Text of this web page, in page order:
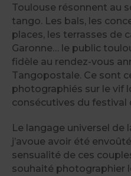
Toulouse résonnent au
tango. Les bals, les
places, les terrasses de
Garonne… le public
fidèle au rendez-vous
Tangopostale. Ce sont
photographiés sur le vif
consécutives du festival
Le langage universel de
j’avoue avoir été
sensualité de ces
souhaité photographier